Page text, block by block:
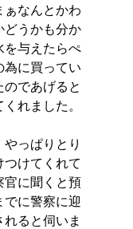
ぁなんとかわ
どうかも分か
を与えたらぺ
為に買ってい
であげると
れました。
っぱりとり
けてくれて
官に聞くと預
に警察に迎
ると伺いま